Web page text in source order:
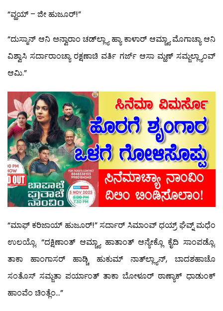
“ವ್ಹಯ್ – ಜೀ ಹುಜೂರ್!”
“ದುಸ್ಮಾನ್ ಆನಿ ಅನ್ವಾರಾಂ ಚಡ್‍ಲ್ಲ್ಯಾ ಹ್ಯಾ ಕಾಳಾರ್ ಆಮ್ಚ್ಯಾ ಮೊಗಾಚ್ಯಾ ಆನಿ
ವಿಶ್ವಾಸಿ ಸರ್ದಾರಾಂಚ್ಯಾ ರಕ್ಷಣಾಚಿ ವರ್ತಿ ಗರ್ಜ್ ಆಸಾ ಮ್ಹಣ್ ಸಮ್ಜಲ್ಲ್ಯಾಂವ್
ಆಮಿ.”
“ಮಾಫ್ ಕರಿಜಾಯ್ ಹುಜೂರ್!” ಸರ್ದಾರ್ ಸಿಮಾಂವ್ ಧಯ್ರ್ ಘೆವ್ನ್ ಮಧೆಂ
ಉಲಯ್ಲೊ. “ದಕ್ಷಿಣಾಂತ್ ಆಮ್ಚ್ಯಾ ಹಾತಾಂತ್ ಆನ್ಯೇಕ್ಲೊ ಕೈದಿ ಸಾಂಪಡ್ಲೊ.
ತಾಕಾ ಹಾಂಗಾಸರ್ ಹಾಡ್ಚಿ ಹುಕುಮ್ ನಾತ್‍ಲ್ಲ್ಯಾನ್, ಬಾದಶಹಾಚೊ
ಸಂತೊಸ್ ಸಮ್ಜತಾ ಪರ್ಯಾಂತ್ ತಾಕಾ ಬೋಳೂರ್ ಠಾಣ್ಯಾಕ್ ಧಾಡುಂಕ್
ಹಾಂವೆಂ ಚಿಂತ್ಲೆಂ…”